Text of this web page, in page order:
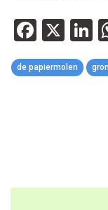
X
de papiermolen